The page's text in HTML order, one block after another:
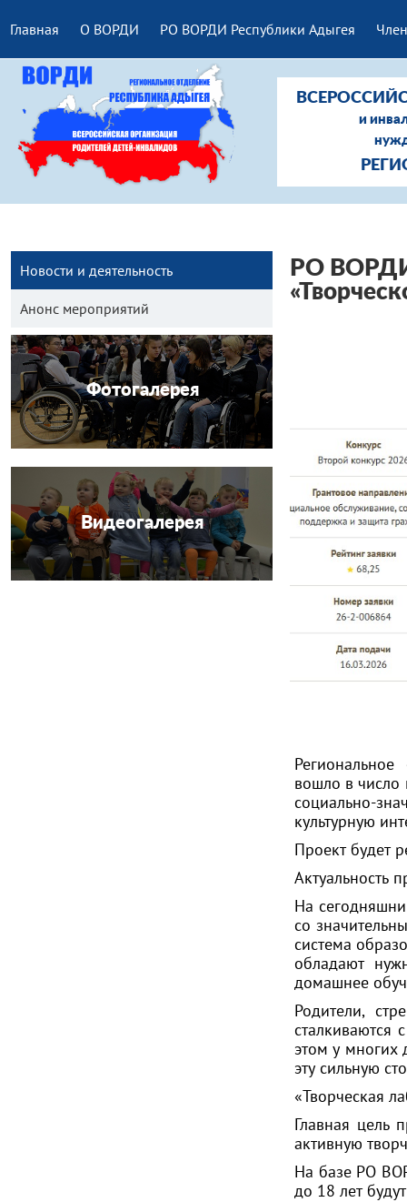
Главная О ВОРДИ РО ВОРДИ Республики Адыгея
и
Новости и деятельность
Анонс мероприятий
Фотогалерея
Видеогалерея
РО ВОРДИ
вошло в число
социально-
культурную
Проект будет
Актуальность
На
со
система
обладают
домашнее
Родители,
сталкиваются
этом у многих
эту сильную
«Творческая
Главная цель
активную
На базе РО
до 18 лет